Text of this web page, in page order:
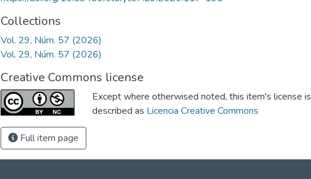
Collections
Vol. 29, Núm. 57 (2026)
Vol. 29, Núm. 57 (2026)
Creative Commons license
Except where otherwised noted, this item's license is
described as Licencia Creative Commons
Full item page